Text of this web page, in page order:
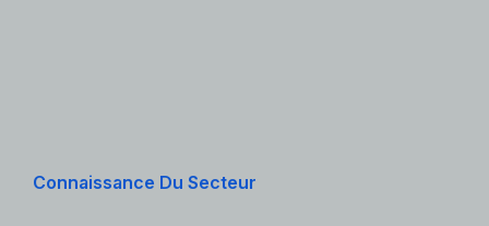
Connaissance Du Secteur